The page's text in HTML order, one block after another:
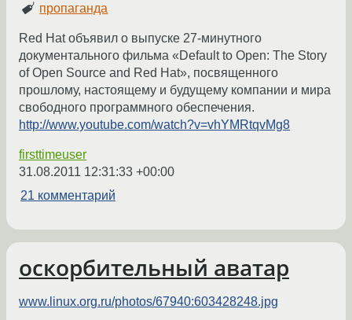
пропаганда
Red Hat объявил о выпуске 27-минутного
документального фильма «Default to Open: The Story
of Open Source and Red Hat», посвященного
прошлому, настоящему и будущему компании и мира
свободного программного обеспечения.
http://www.youtube.com/watch?v=vhYMRtqvMg8
firsttimeuser
31.08.2011 12:31:33 +00:00
21 комментарий
оскорбительный аватар
www.linux.org.ru/photos/67940:603428248.jpg